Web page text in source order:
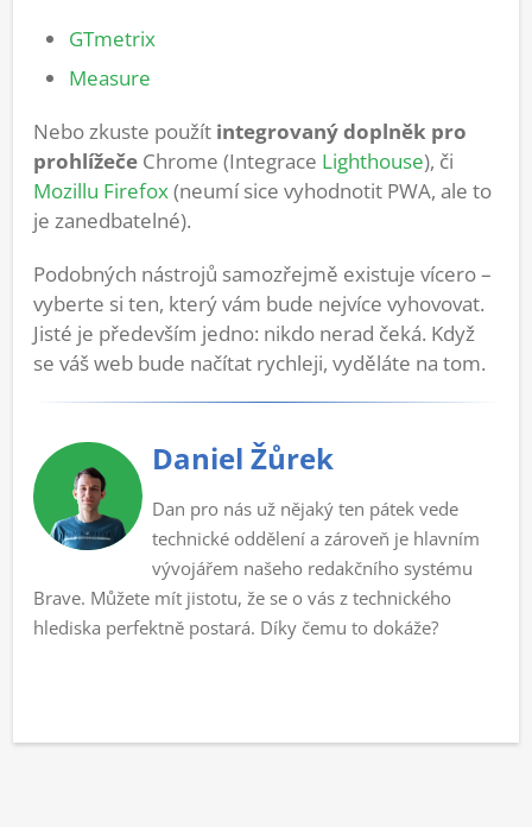
GTmetrix
Measure
Nebo zkuste použít integrovaný doplněk pro
prohlížeče Chrome (Integrace Lighthouse), či
Mozillu Firefox(neumí sice vyhodnotit PWA, ale to
je zanedbatelné).
Podobných nástrojů samozřejmě existuje vícero –
vyberte si ten, který vám bude nejvíce vyhovovat.
Jisté je především jedno: nikdo nerad čeká. Když
se váš web bude načítat rychleji, vyděláte na tom.
Daniel Žůrek
Dan pro nás už nějaký ten pátek vede
technické oddělení a zároveň je hlavním
vývojářem našeho redakčního systému
Brave. Můžete mít jistotu, že se o vás z technického
hlediska perfektně postará. Díky čemu to dokáže?